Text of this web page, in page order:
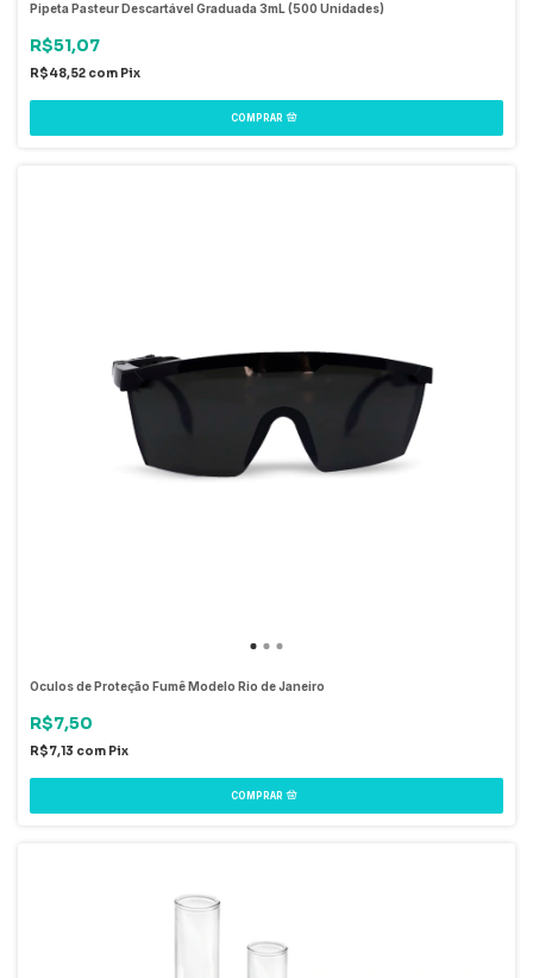
Pipeta Pasteur Descartável Graduada 3mL (500 Unidades)
R$51,07
R$48,52 com Pix
Óculos de Proteção Fumê Modelo Rio de Janeiro
R$7,50
R$7,13 com Pix